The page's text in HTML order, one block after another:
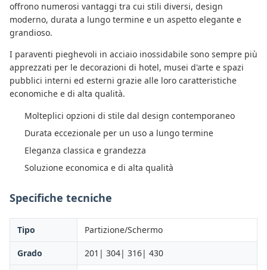
offrono numerosi vantaggi tra cui stili diversi, design
moderno, durata a lungo termine e un aspetto elegante e
grandioso.
I paraventi pieghevoli in acciaio inossidabile sono sempre più
apprezzati per le decorazioni di hotel, musei d'arte e spazi
pubblici interni ed esterni grazie alle loro caratteristiche
economiche e di alta qualità.
Molteplici opzioni di stile dal design contemporaneo
Durata eccezionale per un uso a lungo termine
Eleganza classica e grandezza
Soluzione economica e di alta qualità
Specifiche tecniche
Tipo Partizione/Schermo
Grado 201| 304| 316| 430